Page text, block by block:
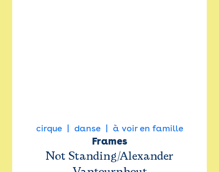
cirque danse à voir en famille
Frames
Not Standing/Alexander